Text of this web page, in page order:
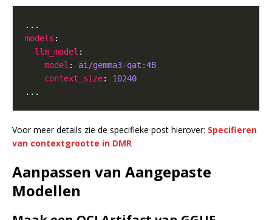
models
llm_model
model : ai/gemma3-qat:4B
context_size: 10240
Voor meer details zie de specifieke post hierover: Specifieren
van contextgrootte in DMR
Aanpassen van Aangepaste
Modellen